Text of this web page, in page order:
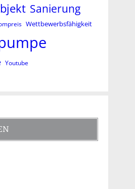
Sanierung
Wettbewerbsfähigkeit
Youtube